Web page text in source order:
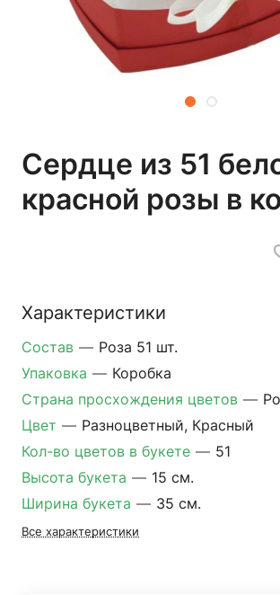
Сердце из 51
красной розы в
Характеристики
Состав — Роза 51 шт.
Упаковка — Коробка
Страна просхождения цветов —
Цвет — Разноцветный, Красный
Кол-во цветов в букете — 51
Высота букета — 15 см.
Ширина букета — 35 см.
Все характеристики